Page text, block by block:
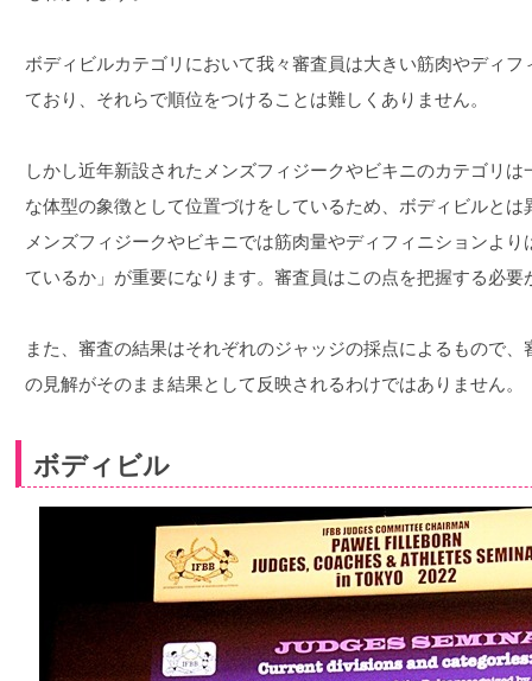
ボディビルカテゴリにおいて我々審査員は大きい筋肉やディ
ており、それらで順位をつけることは難しくありません。
しかし近年新設されたメンズフィジークやビキニのカテゴリ
な体型の象徴として位置づけをしているため、ボディビルと
メンズフィジークやビキニでは筋肉量やディフィニションよ
ているか」が重要になります。審査員はこの点を把握する必要
また、審査の結果はそれぞれのジャッジの採点によるもので
の見解がそのまま結果として反映されるわけではありません。
ボディビル